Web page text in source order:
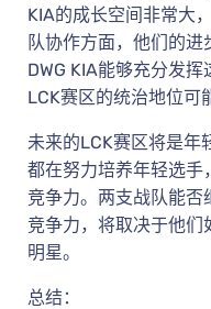
KIA的成长空间非常大
队协作方面，他们的
DWG KIA能够充分发
LCK赛区的统治地位可
未来的LCK赛区将是年
都在努力培养年轻选手
竞争力。两支战队能否
竞争力，将取决于他们
明星。
总结：